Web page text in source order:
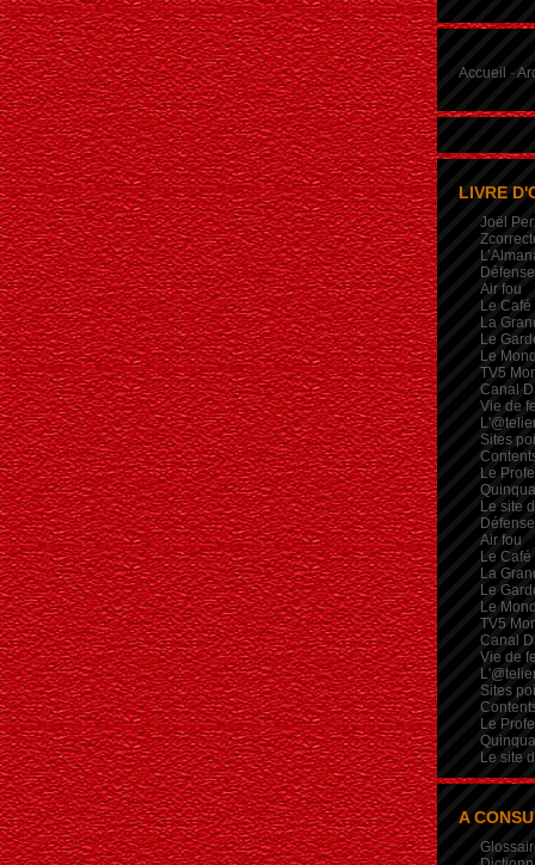
Accueil -
LIVRE
Joël
Air fou
Le
La
Le
Le
TV5
Canal
Vie de
Sites
Le
Le site
Air fou
Le
La
Le
Le
TV5
Canal
Vie de
Sites
Le
Le site
A